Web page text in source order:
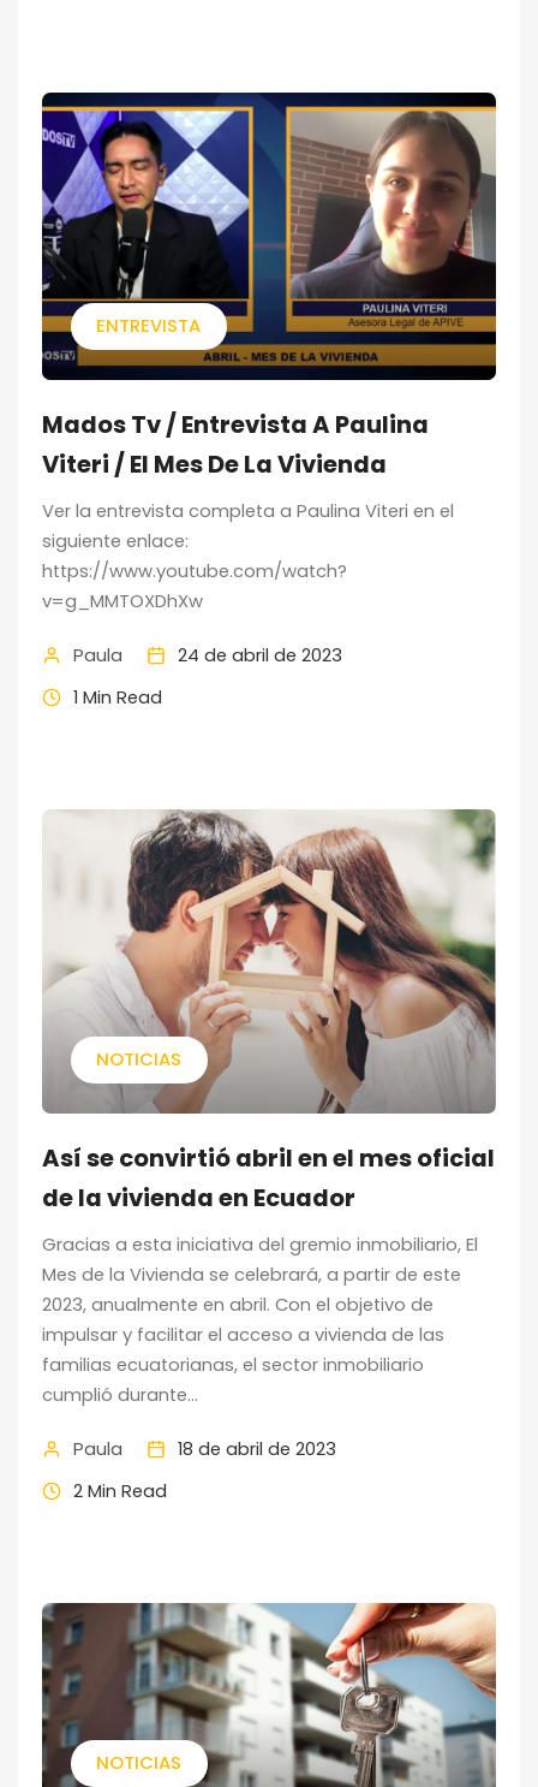
ENTREVISTA
Mados Tv / Entrevista A Paulina
Viteri / El Mes De La Vivienda
Ver la entrevista completa a Paulina Viteri en el
siguiente enlace:
https://www.youtube.com/watch?
v=g_MMTOXDhXw
Paula
24 de abril de 2023
1 Min Read
NOTICIAS
Así se convirtió abril en el mes oficial
de la vivienda en Ecuador
Gracias a esta iniciativa del gremio inmobiliario, El
Mes de la Vivienda se celebrará, a partir de este
2023, anualmente en abril. Con el objetivo de
impulsar y facilitar el acceso a vivienda de las
familias ecuatorianas, el sector inmobiliario
cumplió durante...
Paula
18 de abril de 2023
2 Min Read
NOTICIAS